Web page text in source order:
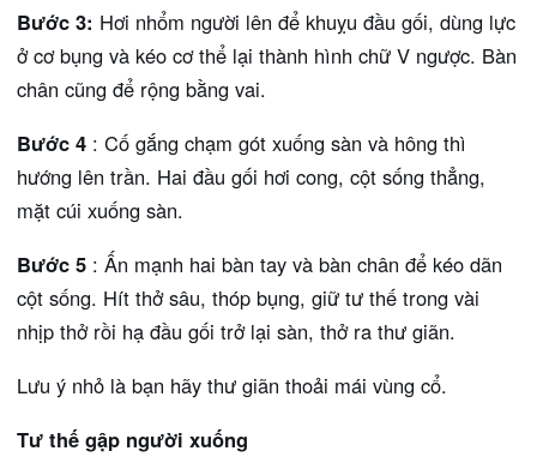
Bước 3: Hơi nhổm người lên để khuỵu đầu gối, dùng lực
ở cơ bụng và kéo cơ thể lại thành hình chữ V ngược. Bàn
chân cũng để rộng bằng vai.
Bước 4 : Cố gắng chạm gót xuống sàn và hông thì
hướng lên trần. Hai đầu gối hơi cong, cột sống thẳng,
mặt cúi xuống sàn.
Bước 5 : Ấn mạnh hai bàn tay và bàn chân để kéo dãn
cột sống. Hít thở sâu, thóp bụng, giữ tư thế trong vài
nhịp thở rồi hạ đầu gối trở lại sàn, thở ra thư giãn.
Lưu ý nhỏ là bạn hãy thư giãn thoải mái vùng cổ.
Tư thế gập người xuống